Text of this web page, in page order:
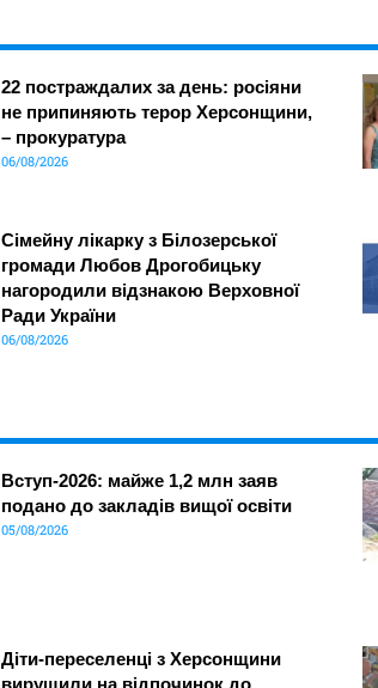
22 постраждалих за день: росіяни
не припиняють терор Херсонщини,
– прокуратура
06/08/2026
Сімейну лікарку з Білозерської
громади Любов Дрогобицьку
нагородили відзнакою Верховної
Ради України
06/08/2026
Вступ-2026: майже 1,2 млн заяв
подано до закладів вищої освіти
05/08/2026
Діти-переселенці з Херсонщини
вирушили на відпочинок до